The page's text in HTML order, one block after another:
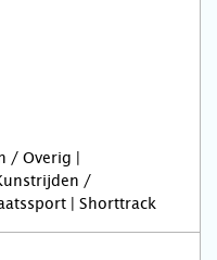
/ Overig |
/
| Shorttrack